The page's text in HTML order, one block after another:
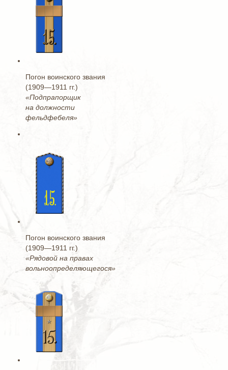
Погон воинского звания
(1909—1911 гг.)
«Подпрапорщик
на должности
фельдфебеля»
Погон воинского звания
(1909—1911 гг.)
«Рядовой на правах
вольноопределяющегося»